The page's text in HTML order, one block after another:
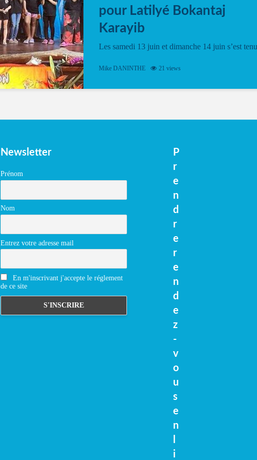
pour Latilyé Bokantaj
Karayib
Les samedi 13 juin et dimanche 14 juin s’est tenu
vibrant à Pierrot Narouman, organisé par
spectacle de fin d’année, présenté à la salle...
Mike DANINTHE 21 views
Newsletter
Prénom
Nom
Entrez votre adresse mail
En m'inscrivant j'accepte le réglement
de ce site
P
r
e
n
d
r
e
r
e
n
d
e
z
-
v
o
u
s
e
n
i